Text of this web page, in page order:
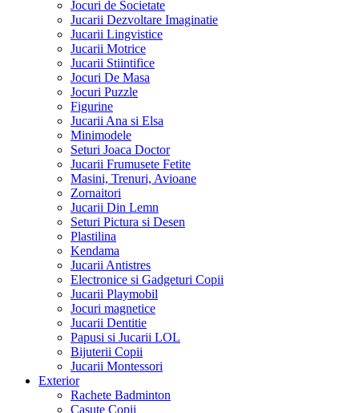
Jocuri de Societate
Jucarii Dezvoltare Imaginatie
Jucarii Lingvistice
Jucarii Motrice
Jucarii Stiintifice
Jocuri De Masa
Jocuri Puzzle
Figurine
Jucarii Ana si Elsa
Minimodele
Seturi Joaca Doctor
Jucarii Frumusete Fetite
Masini, Trenuri, Avioane
Zornaitori
Jucarii Din Lemn
Seturi Pictura si Desen
Plastilina
Kendama
Jucarii Antistres
Electronice si Gadgeturi Copii
Jucarii Playmobil
Jocuri magnetice
Jucarii Dentitie
Papusi si Jucarii LOL
Bijuterii Copii
Jucarii Montessori
Exterior
Rachete Badminton
Casute Copii